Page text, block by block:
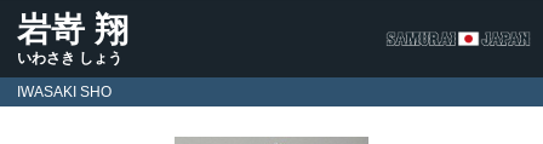
岩嵜 翔
いわさき しょう
IWASAKI SHO